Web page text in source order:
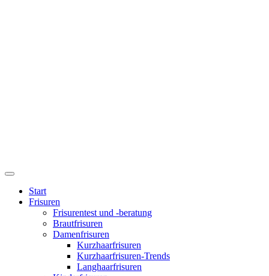
Start
Frisuren
Frisurentest und -beratung
Brautfrisuren
Damenfrisuren
Kurzhaarfrisuren
Kurzhaarfrisuren-Trends
Langhaarfrisuren